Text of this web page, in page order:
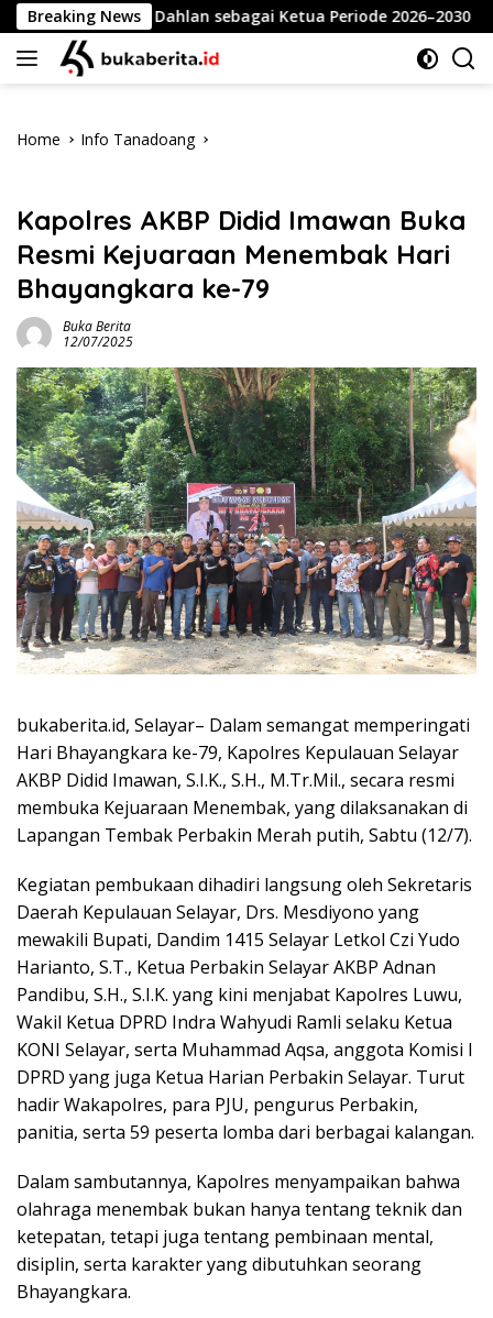
Skip
to
content
Breaking News
Dahlan sebagai Ketua Periode 2026–2030
Home Info Tanadoang
Kapolres AKBP Didid Imawan Buka
Resmi Kejuaraan Menembak Hari
Bhayangkara ke-79
Buka Berita
12/07/2025
bukaberita.id, Selayar– Dalam semangat memperingati
Hari Bhayangkara ke-79, Kapolres Kepulauan Selayar
AKBP Didid Imawan, S.I.K., S.H., M.Tr.Mil., secara resmi
membuka Kejuaraan Menembak, yang dilaksanakan di
Lapangan Tembak Perbakin Merah putih, Sabtu (12/7).
Kegiatan pembukaan dihadiri langsung oleh Sekretaris
Daerah Kepulauan Selayar, Drs. Mesdiyono yang
mewakili Bupati, Dandim 1415 Selayar Letkol Czi Yudo
Harianto, S.T., Ketua Perbakin Selayar AKBP Adnan
Pandibu, S.H., S.I.K. yang kini menjabat Kapolres Luwu,
Wakil Ketua DPRD Indra Wahyudi Ramli selaku Ketua
KONI Selayar, serta Muhammad Aqsa, anggota Komisi I
DPRD yang juga Ketua Harian Perbakin Selayar. Turut
hadir Wakapolres, para PJU, pengurus Perbakin,
panitia, serta 59 peserta lomba dari berbagai kalangan.
Dalam sambutannya, Kapolres menyampaikan bahwa
olahraga menembak bukan hanya tentang teknik dan
ketepatan, tetapi juga tentang pembinaan mental,
disiplin, serta karakter yang dibutuhkan seorang
Bhayangkara.